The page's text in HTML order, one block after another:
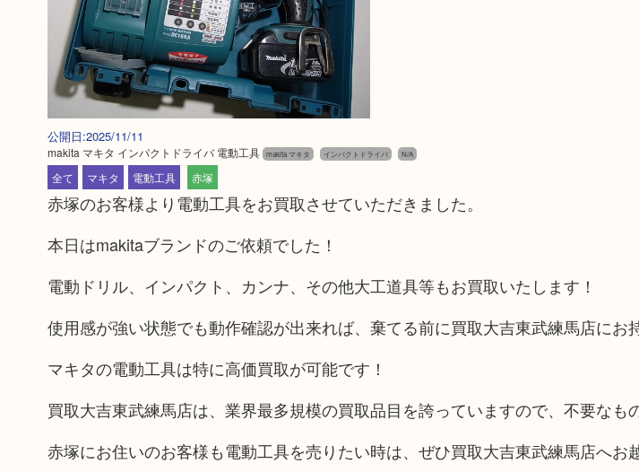
公開日:2025/11/11
makita マキタ インパクトドライバ 電動工具 makita マキタ インパクトドライバ N/A
全て マキタ 電動工具 赤塚
赤塚のお客様より電動工具をお買取させていただきました。
本日はmakitaブランドのご依頼でした！
電動ドリル、インパクト、カンナ、その他大工道具等もお買取いたします！
使用感が強い状態でも動作確認が出来れば、棄てる前に買取大吉東武練馬店にお
マキタの電動工具は特に高価買取が可能です！
買取大吉東武練馬店は、業界最多規模の買取品目を誇っていますので、不要なも
赤塚にお住いのお客様も電動工具を売りたい時は、ぜひ買取大吉東武練馬店へお